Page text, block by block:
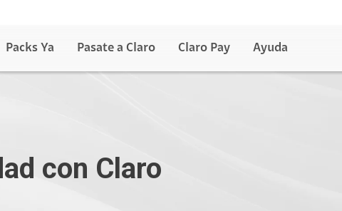
Packs Ya Pasate a Claro Claro Pay Ayuda
con Claro